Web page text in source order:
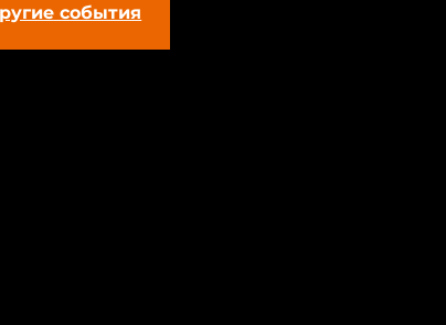
события